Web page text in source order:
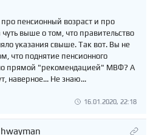
пенсионный возраст и про
чуть выше о том, что правительство
указания свыше. Так вот. Вы не
что поднятие пенсионного
прямой "рекомендацией" МВФ? А
наверное... Не знаю...
16.01.2020, 22:18